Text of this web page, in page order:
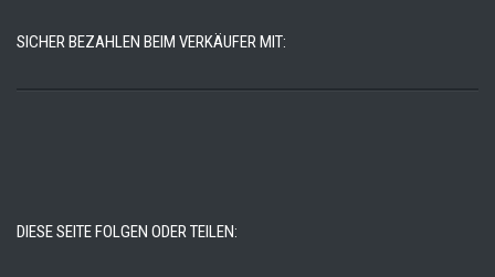
SICHER BEZAHLEN BEIM VERKÄUFER MIT:
DIESE SEITE FOLGEN ODER TEILEN: